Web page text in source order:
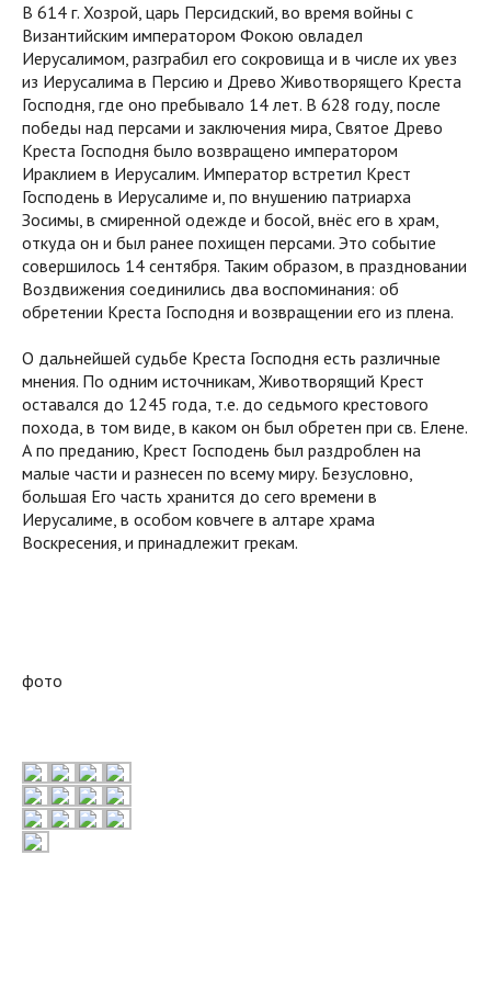
В 614 г. Хозрой, царь Персидский, во время войны с
Византийским императором Фокою овладел
Иерусалимом, разграбил его сокровища и в числе их увез
из Иерусалима в Персию и Древо Животворящего Креста
Господня, где оно пребывало 14 лет. В 628 году, после
победы над персами и заключения мира, Святое Древо
Креста Господня было возвращено императором
Ираклием в Иерусалим. Император встретил Крест
Господень в Иерусалиме и, по внушению патриарха
Зосимы, в смиренной одежде и босой, внёс его в храм,
откуда он и был ранее похищен персами. Это событие
совершилось 14 сентября. Таким образом, в праздновании
Воздвижения соединились два воспоминания: об
обретении Креста Господня и возвращении его из плена.
О дальнейшей судьбе Креста Господня есть различные
мнения. По одним источникам, Животворящий Крест
оставался до 1245 года, т.е. до седьмого крестового
похода, в том виде, в каком он был обретен при св. Елене.
А по преданию, Крест Господень был раздроблен на
малые части и разнесен по всему миру. Безусловно,
большая Его часть хранится до сего времени в
Иерусалиме, в особом ковчеге в алтаре храма
Воскресения, и принадлежит грекам.
фото